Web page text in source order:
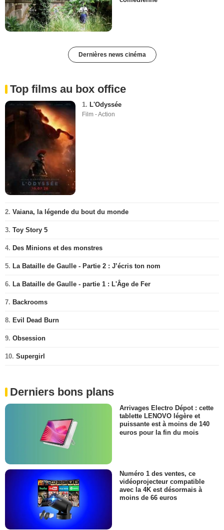
Dernières news cinéma
Top films au box office
1. L'Odyssée
Film - Action
2. Vaiana, la légende du bout du monde
3. Toy Story 5
4. Des Minions et des monstres
5. La Bataille de Gaulle - Partie 2 : J’écris ton nom
6. La Bataille de Gaulle - partie 1 : L'Âge de Fer
7. Backrooms
8. Evil Dead Burn
9. Obsession
10. Supergirl
Derniers bons plans
Arrivages Electro Dépot : cette
tablette LENOVO légère et
puissante est à moins de 140
euros pour la fin du mois
Numéro 1 des ventes, ce
vidéoprojecteur compatible
avec la 4K est désormais à
moins de 66 euros